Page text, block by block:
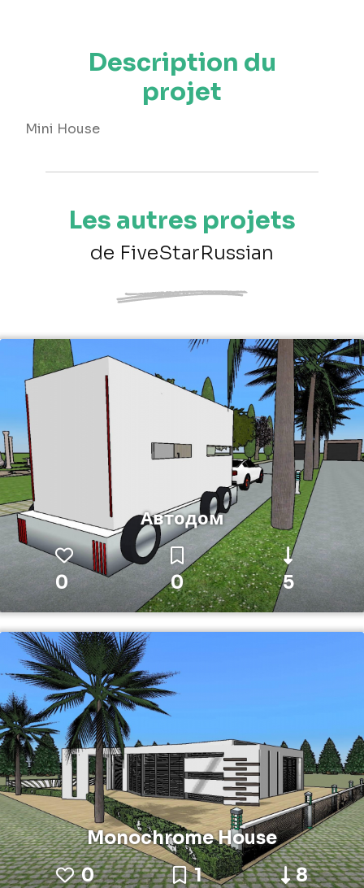
Description du
projet
Mini House
Les autres projets
de FiveStarRussian
Автодом
0 0 5
Monochrome House
0
1 8